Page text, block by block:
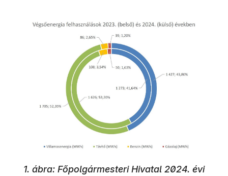
1. ábra: Főpolgármesteri Hivatal 2024. évi